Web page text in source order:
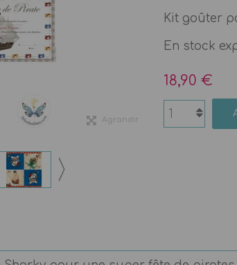
Agrandir
Kit goûter
En stock
18,90 €